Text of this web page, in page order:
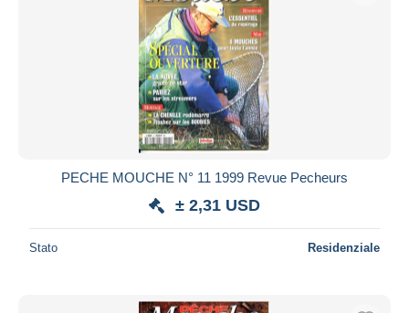
PECHE MOUCHE N° 11 1999 Revue Pecheurs
± 2,31 USD
Stato Residenziale